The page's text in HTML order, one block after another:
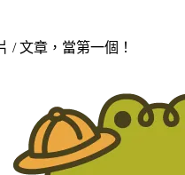
/ 文章，當第一個！